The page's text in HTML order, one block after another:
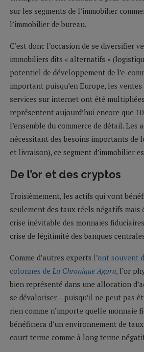
sur les segments de l’immobilier
l’immobilier de bureau.
C’est donc l’occasion de se diversifier
immobiliers dits « alternatifs »
potentiel de développement de l’e-
important puisqu’en Europe, les
services sur internet ont été
représentent aujourd’hui encore que
l’ensemble du commerce de détail.
nécessitant des besoins importants de
et livraison), ce segment d’immobilier
De l’or et des cryptos
Troisièmement, les actifs qui vont
seulement des taux réels négatifs mais
crise inévitable des monnaies
crise de légitimité des banques
Comme d’autres experts l’ont souvent
colonnes de La Chronique Agora, l’or
bien représenté dans une allocation
se dévaloriser – puisqu’il ne peut pas
rien comme n’importe quelle monnaie
bénéficiera d’un environnement de
court terme comme à long terme